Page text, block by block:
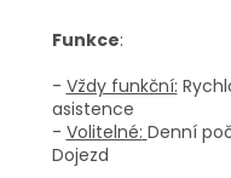
Funkce:
- Vždy funkční:
asistence
- Volitelné: Denní
Dojezd